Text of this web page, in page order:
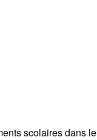
scolaires dans le